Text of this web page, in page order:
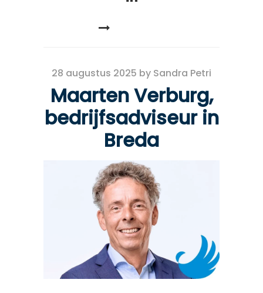
28 augustus 2025 by Sandra Petri
Maarten Verburg,
bedrijfsadviseur in
Breda